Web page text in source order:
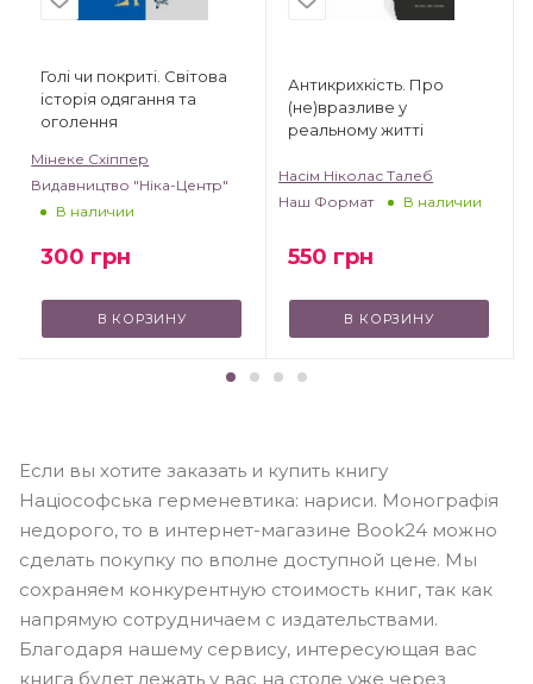
Голі чи покриті. Світова
історія одягання та
оголення
Мінеке Схіппер
Видавництво "Ніка-Центр"
В наличии
300 грн
В КОРЗИНУ
Антикрихкість. Про
(не)вразливе у
реальному житті
Насім Ніколас Талеб
Наш Формат
В наличии
550 грн
В КОРЗИНУ
Если вы хотите заказать и купить книгу
Націософська герменевтика: нариси. Монографія
недорого, то в интернет-магазине Book24 можно
сделать покупку по вполне доступной цене. Мы
сохраняем конкурентную стоимость книг, так как
напрямую сотрудничаем с издательствами.
Благодаря нашему сервису, интересующая вас
книга будет лежать у вас на столе уже через